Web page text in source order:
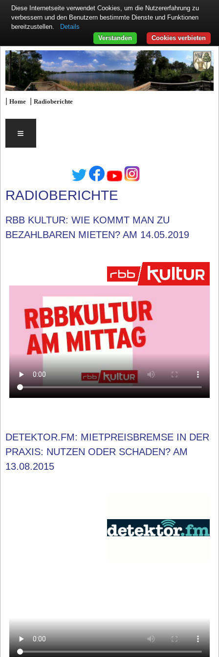
|Home |Radioberichte
≡
RADIOBERICHTE
RBB KULTUR: WIE KOMMT MAN ZU
BEZAHLBAREN MIETEN? AM 14.05.2019
DETEKTOR.FM: MIETPREISBREMSE IN DER
PRAXIS: NUTZEN ODER SCHADEN? AM
13.08.2015
Diese Internetseite verwendet Cookies, um die Nutzererfahrung zu
verbessern und den Benutzern bestimmte Dienste und Funktionen
bereitzustellen.
Details
Cookies verbieten
Verstanden